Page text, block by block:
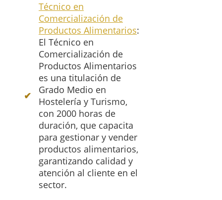
Técnico en
Comercialización de
Productos Alimentarios:
El Técnico en
Comercialización de
Productos Alimentarios
es una titulación de
Grado Medio en
Hostelería y Turismo,
con 2000 horas de
duración, que capacita
para gestionar y vender
productos alimentarios,
garantizando calidad y
atención al cliente en el
sector.